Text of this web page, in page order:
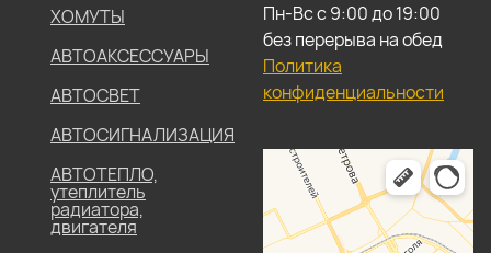
ХОМУТЫ
АВТОАКСЕССУАРЫ
АВТОСВЕТ
АВТОСИГНАЛИЗАЦИЯ
АВТОТЕПЛО,
утеплитель
радиатора,
двигателя
Пн-Вс с 9:00 до 19:00
без перерыва на обед
Политика
конфиденциальности